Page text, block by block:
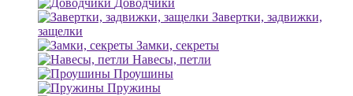
Доводчики
Завертки, задвижки,
защелки
Замки, секреты
Навесы, петли
Проушины
Пружины